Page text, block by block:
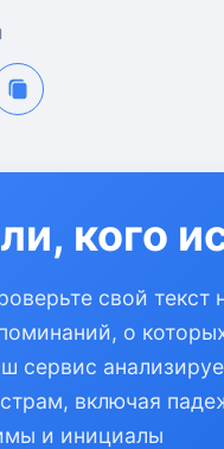
кого
свой текст
о
сервис
включая
и инициалы